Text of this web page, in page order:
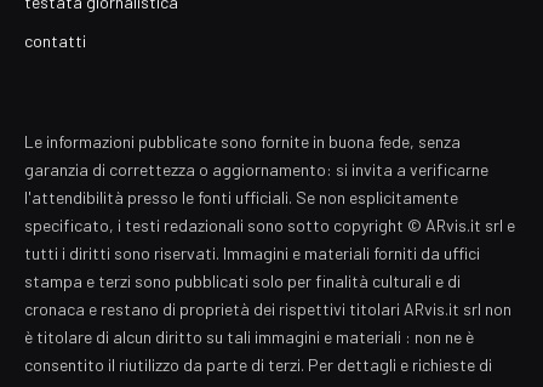
contatti
Le informazioni pubblicate sono fornite in buona fede, senza
garanzia di correttezza o aggiornamento: si invita a verificarne
l'attendibilità presso le fonti ufficiali. Se non esplicitamente
specificato, i testi redazionali sono sotto copyright © ARvis.it srl e
tutti i diritti sono riservati. Immagini e materiali forniti da uffici
stampa e terzi sono pubblicati solo per finalità culturali e di
cronaca e restano di proprietà dei rispettivi titolari ARvis.it srl non
è titolare di alcun diritto su tali immagini e materiali : non ne è
consentito il riutilizzo da parte di terzi. Per dettagli e richieste di